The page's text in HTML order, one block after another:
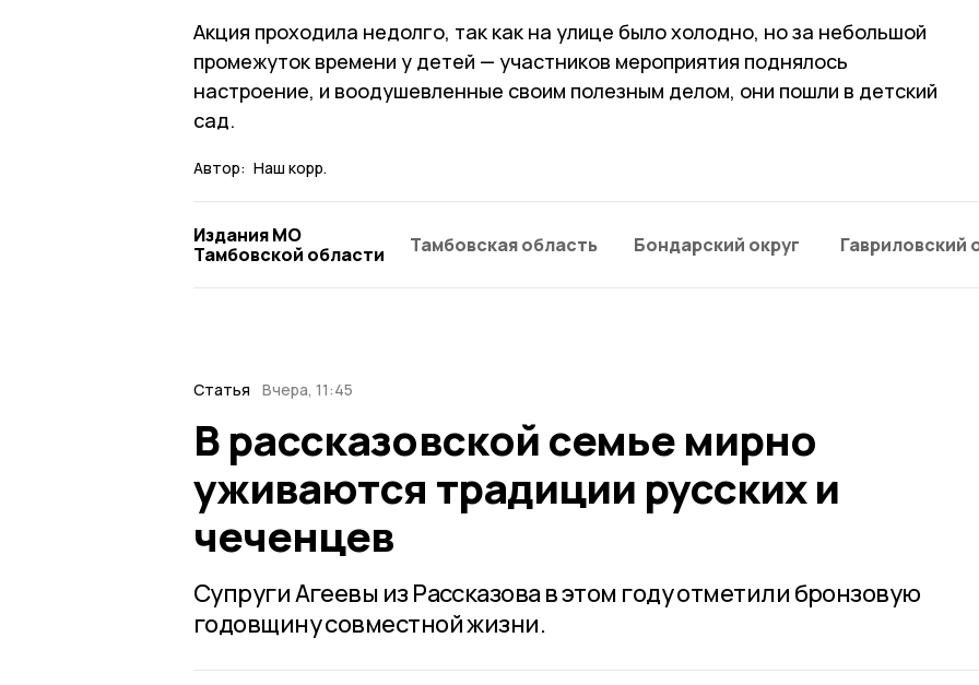
Акция проходила недолго, так как на улице было холодно, но за небольшой
промежуток времени у детей — участников мероприятия поднялось
настроение, и воодушевленные своим полезным делом, они пошли в детский
сад.
Автор: Наш корр.
Издания МО
Тамбовской области
Тамбовская область Бондарский округ Гавриловский
Статья Вчера, 11:45
В рассказовской семье мирно
уживаются традиции русских и
чеченцев
Супруги Агеевы из Рассказова в этом году отметили бронзовую
годовщину совместной жизни.